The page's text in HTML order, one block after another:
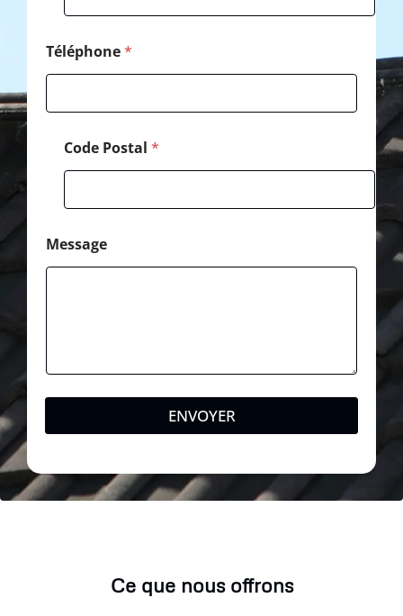
e
Téléphone*
Code Postal *
Message
ENVOYER
Ce que nous offrons